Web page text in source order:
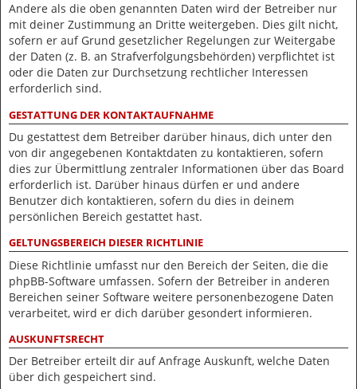
Andere als die oben genannten Daten wird der Betreiber nur
mit deiner Zustimmung an Dritte weitergeben. Dies gilt nicht,
sofern er auf Grund gesetzlicher Regelungen zur Weitergabe
der Daten (z. B. an Strafverfolgungsbehörden) verpflichtet ist
oder die Daten zur Durchsetzung rechtlicher Interessen
erforderlich sind.
GESTATTUNG DER KONTAKTAUFNAHME
Du gestattest dem Betreiber darüber hinaus, dich unter den
von dir angegebenen Kontaktdaten zu kontaktieren, sofern
dies zur Übermittlung zentraler Informationen über das Board
erforderlich ist. Darüber hinaus dürfen er und andere
Benutzer dich kontaktieren, sofern du dies in deinem
persönlichen Bereich gestattet hast.
GELTUNGSBEREICH DIESER RICHTLINIE
Diese Richtlinie umfasst nur den Bereich der Seiten, die die
phpBB-Software umfassen. Sofern der Betreiber in anderen
Bereichen seiner Software weitere personenbezogene Daten
verarbeitet, wird er dich darüber gesondert informieren.
AUSKUNFTSRECHT
Der Betreiber erteilt dir auf Anfrage Auskunft, welche Daten
über dich gespeichert sind.